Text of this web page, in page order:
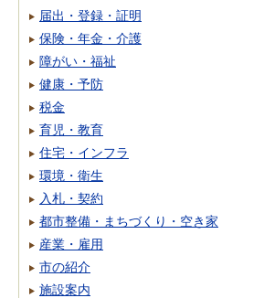
届出・登録・証明
保険・年金・介護
障がい・福祉
健康・予防
税金
育児・教育
住宅・インフラ
環境・衛生
入札・契約
都市整備・まちづくり・空き家
産業・雇用
市の紹介
施設案内